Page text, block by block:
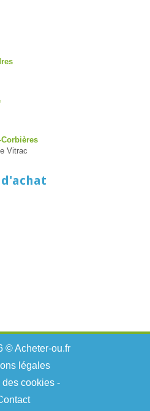
Vitrac
d'achat
© Acheter-ou.fr
légales
des cookies-